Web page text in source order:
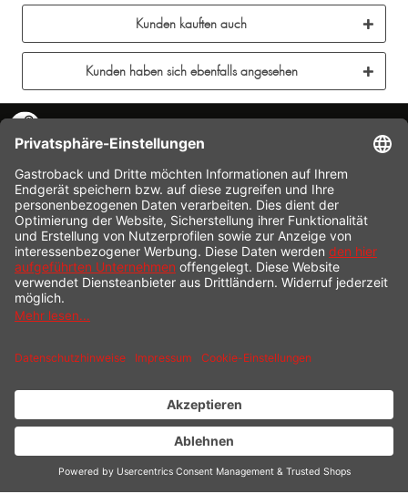
Kunden kauften auch
Kunden haben sich ebenfalls angesehen
SERVICE HOTLINE
INFORMATION
SHOP SERVICE